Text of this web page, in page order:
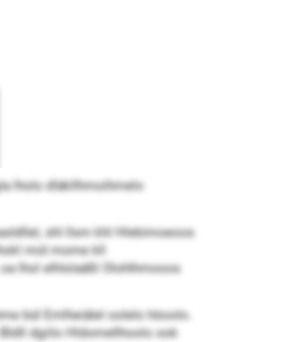
lholo dläkllhmoihmelo
shl llsm khl Hlebimoeoos
mid mome kll
lhol elhlslaäßl Olohlhmooos
bül Emlheiälel oolelo höoolo.
dgiilo Hldomellhoolo ook